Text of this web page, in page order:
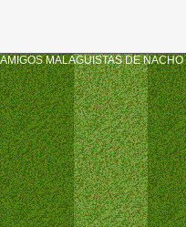
AMIGOS MALAGUISTAS DE NACHO